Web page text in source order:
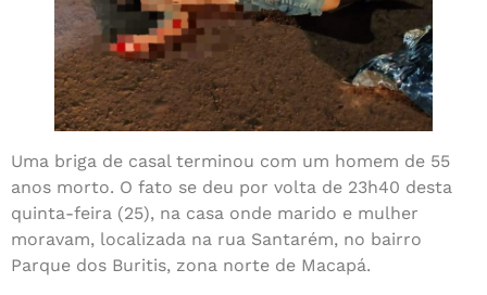
Uma briga de casal terminou com um homem de 55
anos morto. O fato se deu por volta de 23h40 desta
quinta-feira (25), na casa onde marido e mulher
moravam, localizada na rua Santarém, no bairro
Parque dos Buritis, zona norte de Macapá.